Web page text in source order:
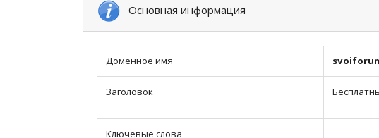
Основная информация
Доменное имя
Заголовок
Ключевые слова